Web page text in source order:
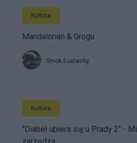
Kultura
Mandalorian & Grogu
Smok Eustachy
Kultura
"Diabeł ubiera się u Prady 2" -